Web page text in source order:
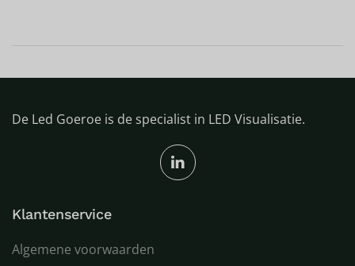
De Led Goeroe is de specialist in LED Visualisatie.
Klantenservice
Algemene voorwaarden